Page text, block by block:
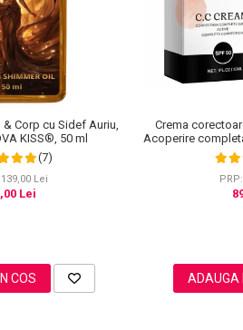
Corp cu Sidef Auriu,
KISS®, 50 ml
(7)
Lei
Lei
COS
Crema
Acoperire
Anti Roseata,
ADAUGA